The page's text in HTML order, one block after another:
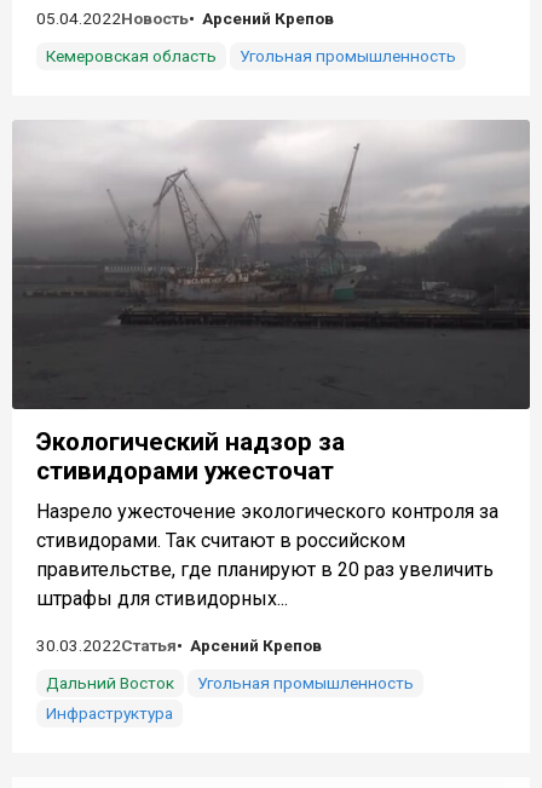
05.04.2022Новость
Арсений Крепов
Кемеровская область
Угольная промышленность
Экологический надзор за
стивидорами ужесточат
Назрело ужесточение экологического контроля за
стивидорами. Так считают в российском
правительстве, где планируют в 20 раз увеличить
штрафы для стивидорных...
30.03.2022Статья
Арсений Крепов
Дальний Восток
Угольная промышленность
Инфраструктура